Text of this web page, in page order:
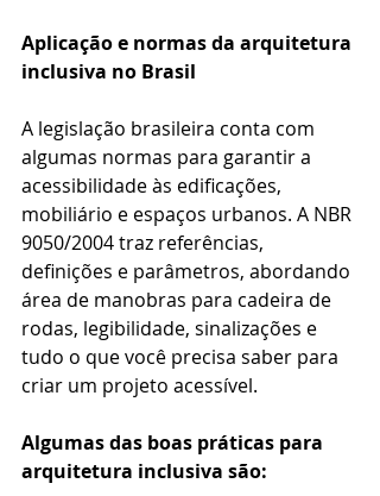
Aplicação e normas da arquitetura
inclusiva no Brasil
A legislação brasileira conta com
algumas normas para garantir a
acessibilidade às edificações,
mobiliário e espaços urbanos. A NBR
9050/2004 traz referências,
definições e parâmetros, abordando
área de manobras para cadeira de
rodas, legibilidade, sinalizações e
tudo o que você precisa saber para
criar um projeto acessível.
Algumas das boas práticas para
arquitetura inclusiva são: